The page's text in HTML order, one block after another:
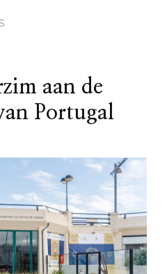
aan de
Portugal